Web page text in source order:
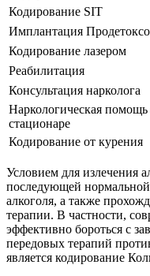
Кодирование SIT
Имплантация
Кодирование лазером
Реабилитация
Консультация нарколога
Наркологическая помощь
стационаре
Кодирование от курения
Условием для излечения
последующей
алкоголя, а также
терапии. В частности,
эффективно бороться с
передовых терапий
является кодирование